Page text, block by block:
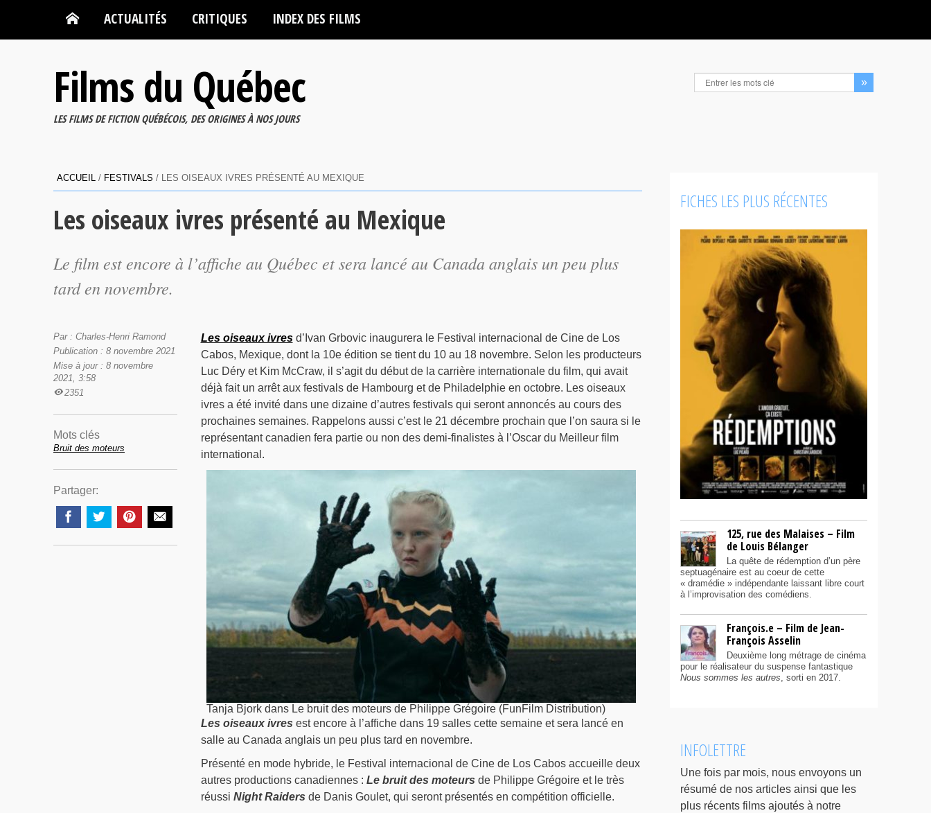
ACTUALITÉS CRITIQUES INDEX DES FILMS
Films du Québec
LES FILMS DE FICTION QUÉBÉCOIS, DES ORIGINES À NOS JOURS
ACCUEIL / FESTIVALS / LES OISEAUX IVRES PRÉSENTÉ AU MEXIQUE
Les oiseaux ivres présenté au Mexique
Le film est encore à l’affiche au Québec et sera lancé au Canada anglais un peu plus
tard en novembre.
Les oiseaux ivresd’Ivan Grbovic inaugurera le Festival internacional de Cine de Los
Cabos, Mexique, dont la 10e édition se tient du 10 au 18 novembre. Selon les producteurs
Luc Déry et Kim McCraw, il s’agit du début de la carrière internationale du film, qui avait
déjà fait un arrêt aux festivals de Hambourg et de Philadelphie en octobre. Les oiseaux
ivres a été invité dans une dizaine d’autres festivals qui seront annoncés au cours des
prochaines semaines. Rappelons aussi c’est le 21 décembre prochain que l’on saura si le
représentant canadien fera partie ou non des demi-finalistes à l’Oscar du Meilleur film
international.
Tanja Bjork dans Le bruit des moteurs de Philippe Grégoire (FunFilm Distribution)
Les oiseaux ivres est encore à l’affiche dans 19 salles cette semaine et sera lancé en
salle au Canada anglais un peu plus tard en novembre.
Présenté en mode hybride, le Festival internacional de Cine de Los Cabos accueille deux
autres productions canadiennes : Le bruit des moteurs de Philippe Grégoire et le très
réussi Night Raiders de Danis Goulet, qui seront présentés en compétition officielle.
Par : Charles-Henri Ramond
Publication : 8 novembre 2021
Mise à jour : 8 novembre
2021, 3:58
2351
Mots clés
Bruit des moteurs
Partager:
FICHES LES PLUS RÉCENTES
125, rue des Malaises – Film
de Louis Bélanger
La quête de rédemption d’un père
septuagénaire est au coeur de cette
« dramédie » indépendante laissant libre court
à l’improvisation des comédiens.
François.e – Film de Jean-
François Asselin
Deuxième long métrage de cinéma
pour le réalisateur du suspense fantastique
Nous sommes les autres, sorti en 2017.
INFOLETTRE
Une fois par mois, nous envoyons un
résumé de nos articles ainsi que les
plus récents films ajoutés à notre